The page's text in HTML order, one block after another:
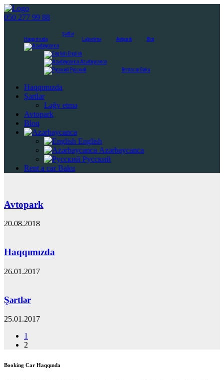
050 277 99 88
Haqqımızda
Şərtlər
Ləğv etmə
Avtopark Bloq
English
Azərbaycanca
Русский
Rent a car Baku
Haqqımızda
Şərtlər
Ləğv etmə
Avtopark
Bloq
English
Azərbaycanca
Русский
Rent a car Baku
Avtopark
20.08.2018
Haqqımızda
26.01.2017
Şərtlər
25.01.2017
1
2
Booking Car Haqqında